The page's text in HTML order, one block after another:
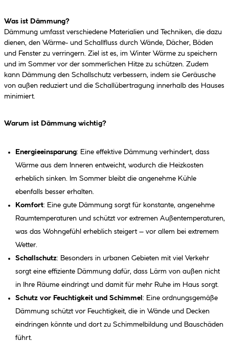
Was ist Dämmung?
Dämmung umfasst verschiedene Materialien und Techniken, die dazu
dienen, den Wärme- und Schallfluss durch Wände, Dächer, Böden
und Fenster zu verringern. Ziel ist es, im Winter Wärme zu speichern
und im Sommer vor der sommerlichen Hitze zu schützen. Zudem
kann Dämmung den Schallschutz verbessern, indem sie Geräusche
von außen reduziert und die Schallübertragung innerhalb des Hauses
minimiert.
Warum ist Dämmung wichtig?
Energieeinsparung: Eine effektive Dämmung verhindert, dass
Wärme aus dem Inneren entweicht, wodurch die Heizkosten
erheblich sinken. Im Sommer bleibt die angenehme Kühle
ebenfalls besser erhalten.
Komfort: Eine gute Dämmung sorgt für konstante, angenehme
Raumtemperaturen und schützt vor extremen Außentemperaturen,
was das Wohngefühl erheblich steigert – vor allem bei extremem
Wetter.
Schallschutz: Besonders in urbanen Gebieten mit viel Verkehr
sorgt eine effiziente Dämmung dafür, dass Lärm von außen nicht
in Ihre Räume eindringt und damit für mehr Ruhe im Haus sorgt.
Schutz vor Feuchtigkeit und Schimmel : Eine ordnungsgemäße
Dämmung schützt vor Feuchtigkeit, die in Wände und Decken
eindringen könnte und dort zu Schimmelbildung und Bauschäden
führt.